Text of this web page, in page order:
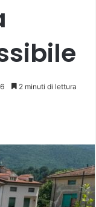
2 minuti di lettura